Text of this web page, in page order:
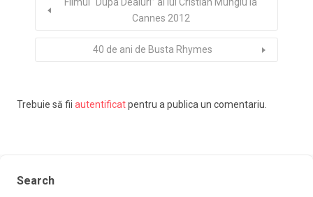
Filmul “Dupa Dealuri” al lui Cristian Mungiu la
Cannes 2012
40 de ani de Busta Rhymes
Trebuie să fii autentificatpentru a publica un comentariu.
Search